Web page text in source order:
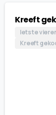
Kreeft
Iets te
Kreeft